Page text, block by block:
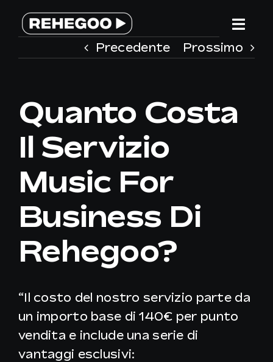
Salta
SERVIZI
PERCHE’ REHEGOO
WE ARE DIFFERENT
IT
Precedente Prossimo
Quanto Costa
Il Servizio
Music For
Business Di
Rehegoo?
“Il costo del nostro servizio parte da
un importo base di 140€ per punto
vendita e include una serie di
vantaggi esclusivi: